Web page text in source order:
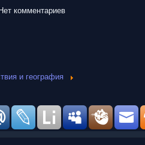
комментариев
и география